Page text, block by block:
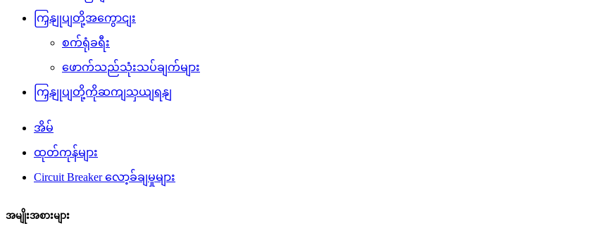
ကြှနျုပျတို့အကွောငျး
စက်ရုံခရီး
ဖောက်သည်သုံးသပ်ချက်များ
ကြှနျုပျတို့ကိုဆကျသှယျရနျ
အိမ်
ထုတ်ကုန်များ
Circuit Breaker လော့ခ်ချမှုများ
အမျိုးအစားများ